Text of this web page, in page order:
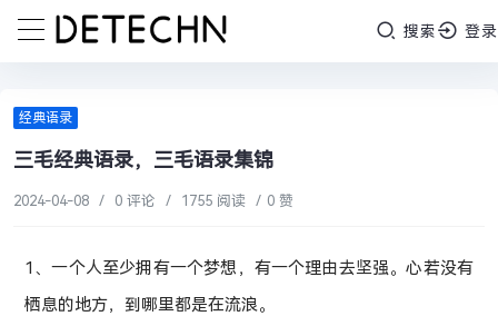
搜索 登录
经典语录
三毛经典语录，三毛语录集锦
2024-04-08 / 0 评论 / 1755 阅读 / 0 赞
1、一个人至少拥有一个梦想，有一个理由去坚强。心若没有
栖息的地方，到哪里都是在流浪。